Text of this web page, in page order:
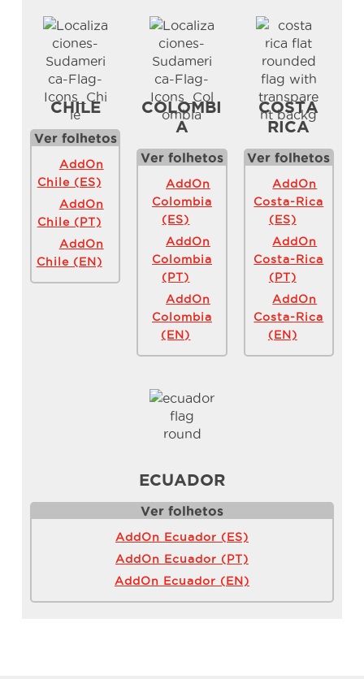
CHILE
Ver folhetos
AddOn
Chile (ES)
AddOn
Chile (PT)
AddOn
Chile (EN)
COLOMBI
A
Ver folhetos
AddOn
Colombia
(ES)
AddOn
Colombia
(PT)
AddOn
Colombia
(EN)
COSTA
RICA
Ver folhetos
AddOn
Costa-Rica
(ES)
AddOn
Costa-Rica
(PT)
AddOn
Costa-Rica
(EN)
ECUADOR
Ver folhetos
AddOn Ecuador (ES)
AddOn Ecuador (PT)
AddOn Ecuador (EN)